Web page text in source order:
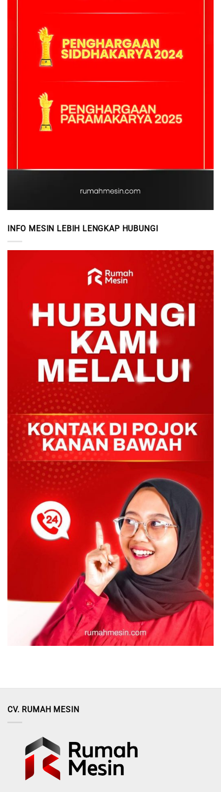
INFO MESIN LEBIH LENGKAP HUBUNGI
CV. RUMAH MESIN